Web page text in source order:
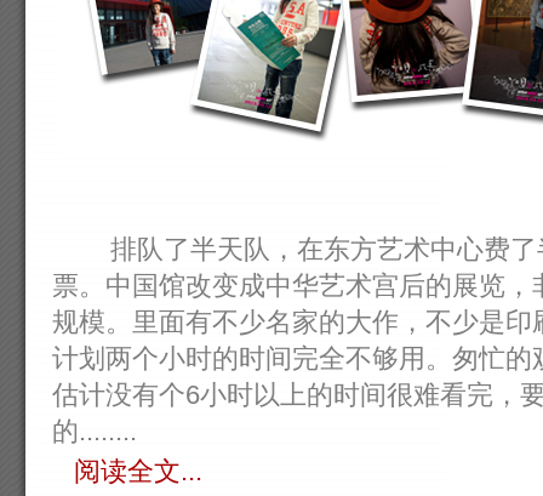
排队了半天队，在东方艺术中心费了
票。中国馆改变成中华艺术宫后的展览
规模。里面有不少名家的大作，不少是
计划两个小时的时间完全不够用。匆忙
估计没有个6小时以上的时间很难看完，
的........
阅读全文...